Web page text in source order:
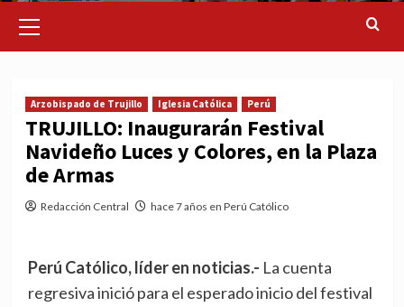
Menu
Arzobispado de Trujillo Iglesia Católica Perú
TRUJILLO: Inaugurarán Festival
Navideño Luces y Colores, en la Plaza
de Armas
Redacción Central hace 7 años en Perú Católico
Perú Católico, líder en noticias.- La cuenta
regresiva inició para el esperado inicio del festival